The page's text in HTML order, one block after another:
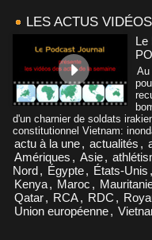
LES ACTUS
Le
Au
d'un charnier de soldats
constitutionnel Vietnam:
actu à la une, actualités ,
Amériques , Asie,
Nord, Égypte, États-Unis ,
Kenya, Maroc ,
Qatar, RCA, RDC ,
Union européenne,